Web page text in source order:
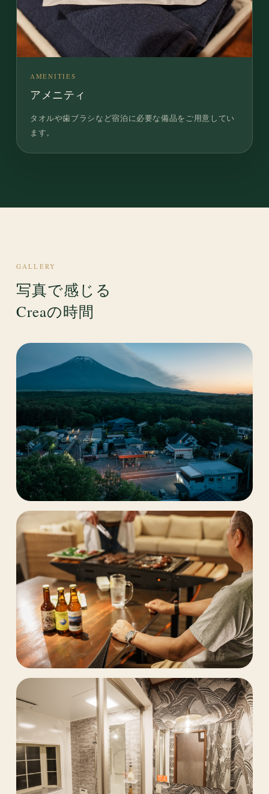
AMENITIES
アメニティ
タオルや歯ブラシなど宿泊に必要な備品をご用意してい
ます。
GALLERY
写真で感じる
Creaの時間